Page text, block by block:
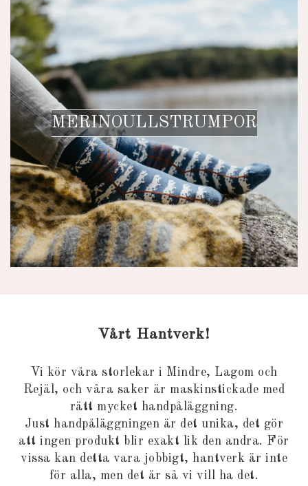
MERINOULLSTRUMPOR
Vårt Hantverk!
Vi kör våra storlekar i Mindre, Lagom och
Rejäl, och våra saker är maskinstickade med
rätt mycket handpåläggning.
Just handpåläggningen är det unika, det gör
att ingen produkt blir exakt lik den andra. För
vissa kan detta vara jobbigt, hantverk är inte
för alla, men det är så vi vill ha det.